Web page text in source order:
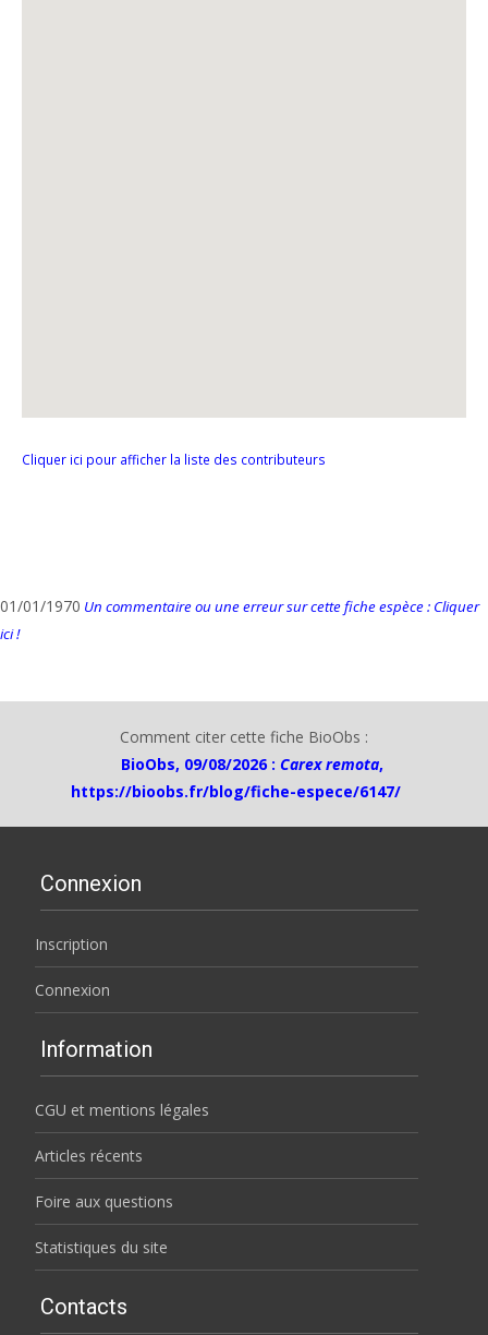
Cliquer ici pour afficher la liste des contributeurs
01/01/1970 Un commentaire ou une erreur sur cette fiche espèce : Cliquer
ici !
Comment citer cette fiche BioObs :
BioObs, 09/08/2026 : Carex remota,
https://bioobs.fr/blog/fiche-espece/6147/
Connexion
Inscription
Connexion
Information
CGU et mentions légales
Articles récents
Foire aux questions
Statistiques du site
Contacts